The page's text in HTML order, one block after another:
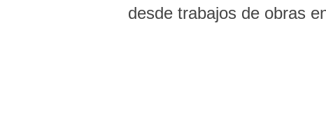
desde trabajos de obras